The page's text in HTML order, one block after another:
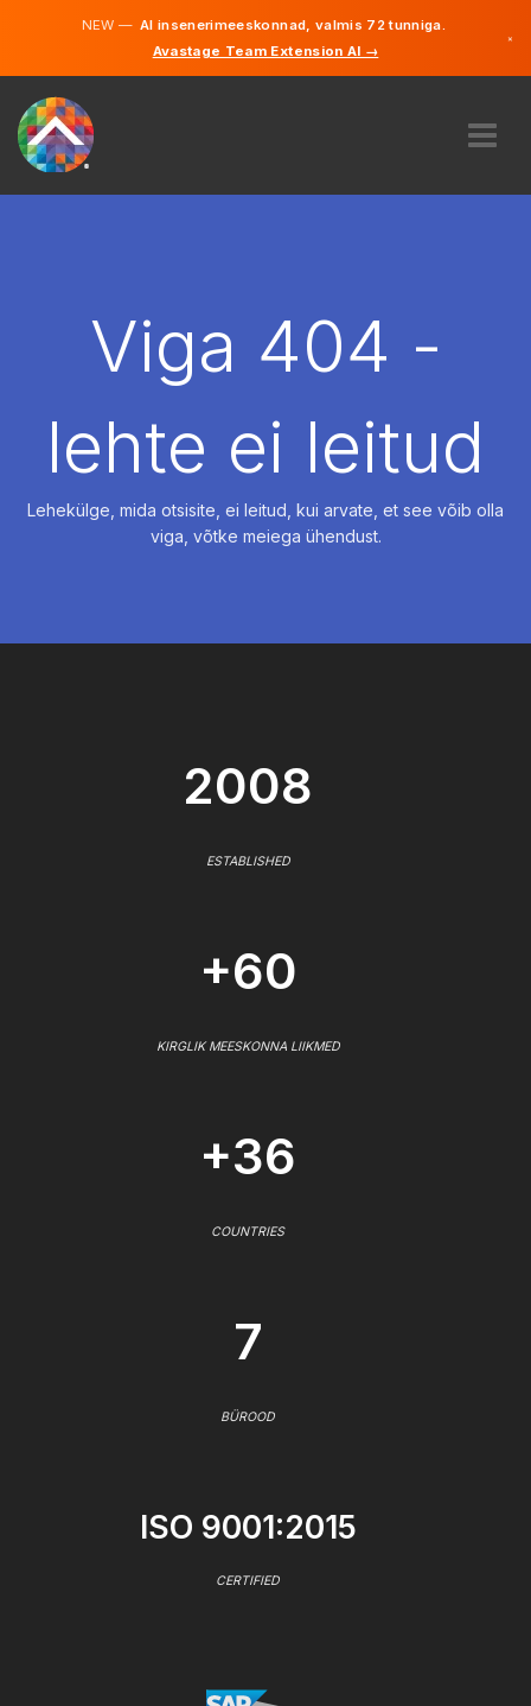
NEW —AI insenerimeeskonnad, valmis 72 tunniga.
Avastage Team Extension AI →
×
PALKAMAViga 404 -
lehte ei leitud
Lehekülge, mida otsisite, ei leitud, kui arvate, et see võib olla
viga, võtke meiega ühendust.
2008
ESTABLISHED
+60
KIRGLIK MEESKONNA LIIKMED
+36
COUNTRIES
7
BÜROOD
ISO 9001:2015
CERTIFIED